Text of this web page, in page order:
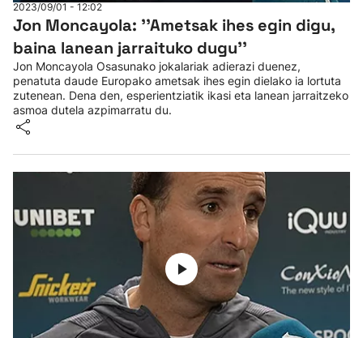
2023/09/01 - 12:02
Jon Moncayola: ''Ametsak ihes egin digu,
baina lanean jarraituko dugu''
Jon Moncayola Osasunako jokalariak adierazi duenez,
penatuta daude Europako ametsak ihes egin dielako ia lortuta
zutenean. Dena den, esperientziatik ikasi eta lanean jarraitzeko
asmoa dutela azpimarratu du.